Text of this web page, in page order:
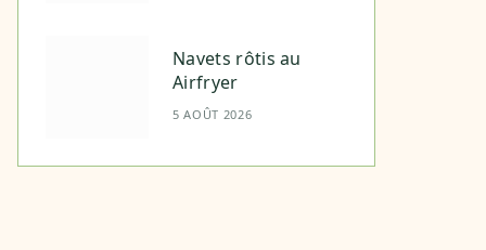
Navets rôtis au
Airfryer
5 AOÛT 2026